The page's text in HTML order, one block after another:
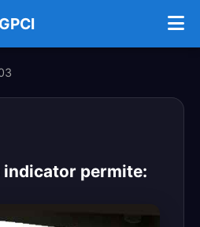
indicator permite: